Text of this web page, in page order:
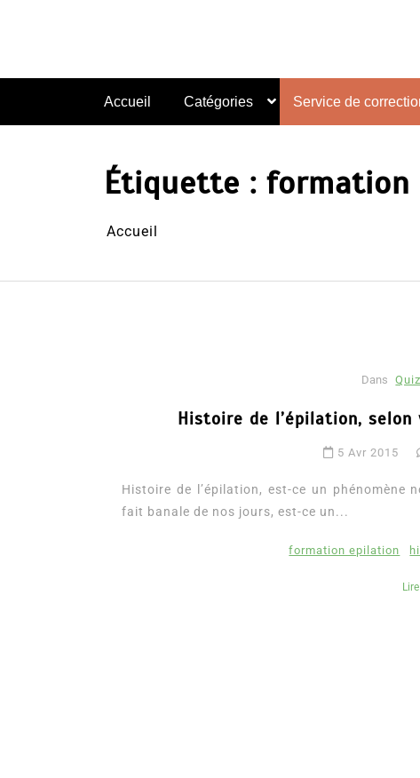
Accueil Catégories Service de
Étiquette : formation
Accueil
Dans
Histoire de l’épilation, selon
5 Avr 2015
Histoire de l’épilation, est-ce un phénomène
fait banale de nos jours, est-ce un...
formation epilation